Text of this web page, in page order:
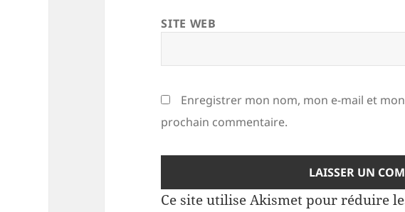
SITE WEB
Enregistrer mon nom, mon e-mail et
prochain commentaire.
Ce site utilise Akismet pour réduire